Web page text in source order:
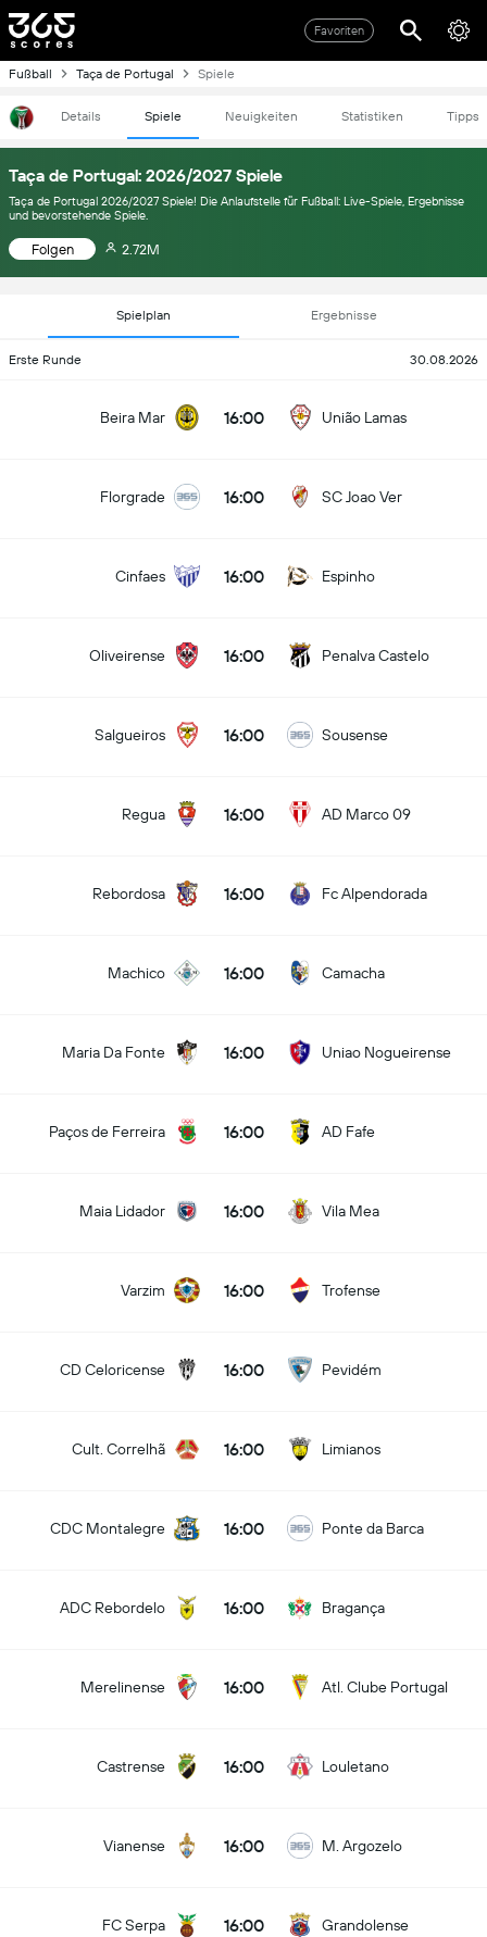
Favoriten
Fußball Taça de Portugal Spiele
Details Spiele Neuigkeiten Statistiken Tipps
Taça de Portugal: 2026/2027 Spiele
Taça de Portugal 2026/2027 Spiele! Die Anlaufstelle für Fußball: Live-Spiele, Ergebnisse
und bevorstehende Spiele.
Folgen 2.72M
Spielplan Ergebnisse
Erste Runde 30.08.2026
Beira Mar 16:00 União Lamas
Florgrade 16:00 SC Joao Ver
Cinfaes 16:00 Espinho
Oliveirense 16:00 Penalva Castelo
Salgueiros 16:00 Sousense
Regua 16:00 AD Marco 09
Rebordosa 16:00 Fc Alpendorada
Machico 16:00 Camacha
Maria Da Fonte 16:00 Uniao Nogueirense
Paços de Ferreira 16:00 AD Fafe
Maia Lidador 16:00 Vila Mea
Varzim 16:00 Trofense
CD Celoricense 16:00 Pevidém
Cult. Correlhã 16:00 Limianos
CDC Montalegre 16:00 Ponte da Barca
ADC Rebordelo 16:00 Bragança
Merelinense 16:00 Atl. Clube Portugal
Castrense 16:00 Louletano
Vianense 16:00 M. Argozelo
FC Serpa 16:00 Grandolense